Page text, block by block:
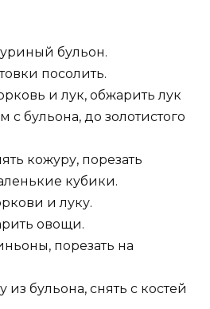
бульон.
посолить.
и лук, обжарить лук
с бульона, до золотистого
кожуру, порезать
кубики.
и луку.
овощи.
порезать на
из бульона, снять с костей